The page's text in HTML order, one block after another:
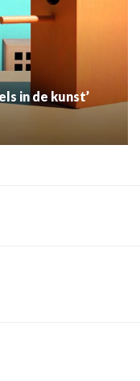
in de kunst’